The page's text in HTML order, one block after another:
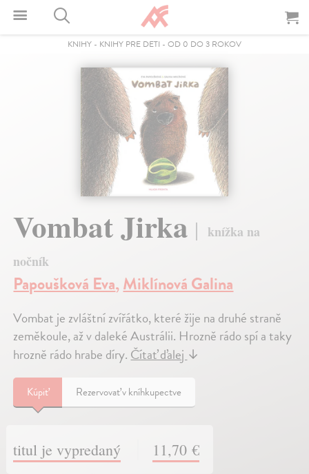
KNIHY - KNIHY PRE DETI - OD 0 DO 3 ROKOV
Vombat Jirka
knížka na
nočník
Papoušková Eva,Miklínová Galina
Vombat je zvláštní zvířátko, které žije na druhé straně
zeměkoule, až v daleké Austrálii. Hrozně rádo spí a taky
hrozně rádo hrabe díry. Čítať ďalej ↓
Kúpiť Rezervovať v kníhkupectve
titul je vypredaný 11,70 €